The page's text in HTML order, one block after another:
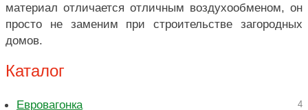
материал отличается отличным воздухообменом, он
просто не заменим при строительстве загородных
домов.
Каталог
Евровагонка 4